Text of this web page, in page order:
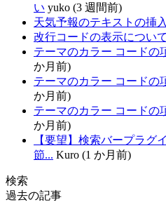
い yuko (3 週間前)
天気予報のテキストの挿
改行コードの表示につい
テーマのカラー コードの
か月前)
テーマのカラー コードの
か月前)
テーマのカラー コードの
か月前)
【要望】検索バープラグ
節... Kuro (1 か月前)
検索
過去の記事